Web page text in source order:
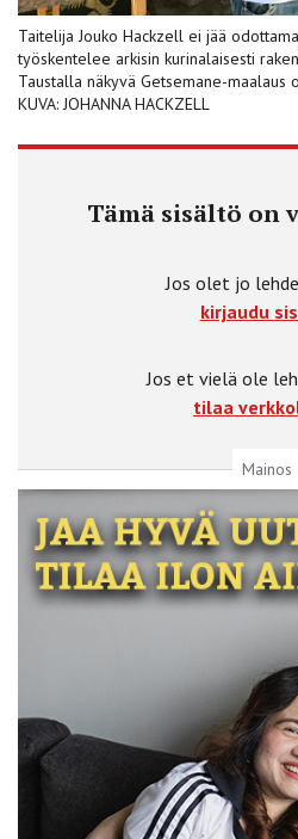
Taitelija Jouko Hackzell ei jää
työskentelee arkisin kurinalaisesti
Taustalla näkyvä Getsemane-maalaus
KUVA: JOHANNA HACKZELL
Tämä sisältö on
Jos olet jo
kirjaudu
Jos et vielä ole
tilaa
Mainos